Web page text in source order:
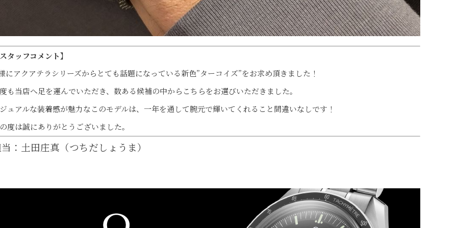
スタッフコメント】
にアクアテラシリーズからとても話題になっている新色”ターコイズ”をお求め頂きました！
も当店へ足を運んでいただき、数ある候補の中からこちらをお選びいただきました。
ュアルな装着感が魅力なこのモデルは、一年を通して腕元で輝いてくれること間違いなしです！
度は誠にありがとうございました。
：土田庄真（つちだしょうま）